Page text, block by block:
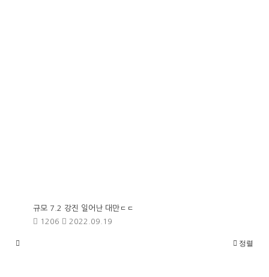
규모 7.2 강진 일어난 대만ㄷㄷ
1206
2022.09.19
정렬